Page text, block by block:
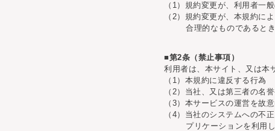
（1）規約変更が、利用者一
（2）規約変更が、本規約に
合理的なものであるとき
■第2条（禁止事項）
利用者は、本サイト、又は本
（1）本規約に違反する行為
（2）当社、又は第三者の名
（3）本サービスの運営を故
（4）当社のシステムへの不
プリケーションを利用